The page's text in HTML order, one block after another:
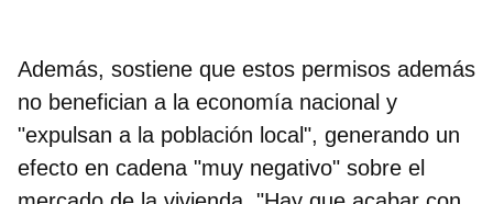
Además, sostiene que estos permisos además
no benefician a la economía nacional y
"expulsan a la población local", generando un
efecto en cadena "muy negativo" sobre el